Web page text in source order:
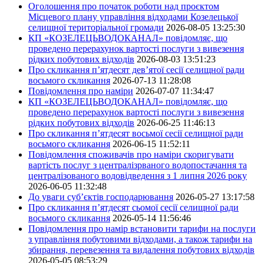
Оголошення про початок роботи над проєктом
Місцевого плану управління відходами Козелецької
селищної територіальної громади 2026-08-05 13:25:30
КП «КОЗЕЛЕЦЬВОДОКАНАЛ» повідомляє, що
проведено перерахунок вартості послуги з вивезення
рідких побутових відходів 2026-08-03 13:51:23
Про скликання п’ятдесят дев’ятої сесії селищної ради
восьмого скликання 2026-07-13 11:28:08
Повідомлення про наміри 2026-07-07 11:34:47
КП «КОЗЕЛЕЦЬВОДОКАНАЛ» повідомляє, що
проведено перерахунок вартості послуги з вивезення
рідких побутових відходів 2026-06-25 11:46:13
Про скликання п’ятдесят восьмої сесії селищної ради
восьмого скликання 2026-06-15 11:52:11
Повідомлення споживачів про наміри скоригувати
вартість послуг з централізрваного водопостачання та
централізованого водовідведення з 1 липня 2026 року
2026-06-05 11:32:48
До уваги суб’єктів господарювання 2026-05-27 13:17:58
Про скликання п’ятдесят сьомої сесії селищної ради
восьмого скликання 2026-05-14 11:56:46
Повідомлення про намір встановити тарифи на послуги
з управління побутовими відходами, а також тарифи на
збирання, перевезення та видалення побутових відходів
2026-05-05 08:53:29